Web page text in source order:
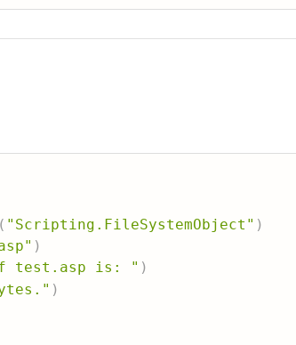
( "Scripting.FileSystemObject" )
)
test.asp is: " )
)